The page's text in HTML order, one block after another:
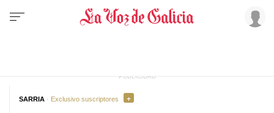
SARRIA · Exclusivo suscriptores